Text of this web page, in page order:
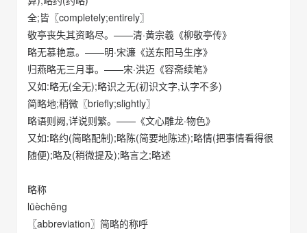
全;皆〖completely;entirely〗
敬亭丧失其资略尽。——清·黄宗羲《柳敬亭传》
略无慕艳意。——明·宋濂《送东阳马生序》
归燕略无三月事。——宋·洪迈《容斋续笔》
又如:略无(全无);略识之无(初识文字,认字不多)
简略地;稍微〖briefly;slightly〗
略语则阙,详说则繁。——《文心雕龙·物色》
又如:略约(简略配制);略陈(简要地陈述);略情(把事情看得很
随便);略及(稍微提及);略言之;略述
略称
lüèchēng
〖abbreviation〗简略的称呼